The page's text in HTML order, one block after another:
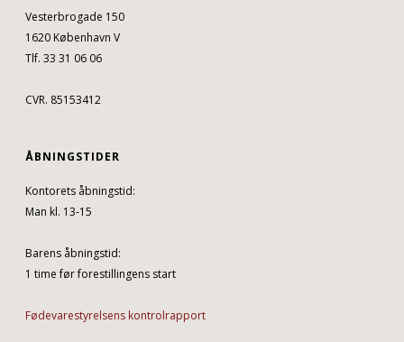
Vesterbrogade 150
1620 København V
Tlf. 33 31 06 06
CVR. 85153412
ÅBNINGSTIDER
Kontorets åbningstid:
Man kl. 13-15
Barens åbningstid:
1 time før forestillingens start
Fødevarestyrelsens kontrolrapport